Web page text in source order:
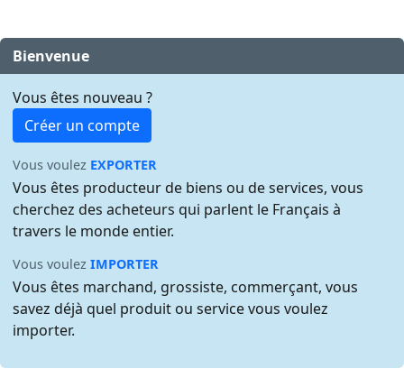
Bienvenue
Vous êtes nouveau ?
Créer un compte
Vous voulez EXPORTER
Vous êtes producteur de biens ou de services, vous
cherchez des acheteurs qui parlent le Français à
travers le monde entier.
Vous voulezIMPORTER
Vous êtes marchand, grossiste, commerçant, vous
savez déjà quel produit ou service vous voulez
importer.